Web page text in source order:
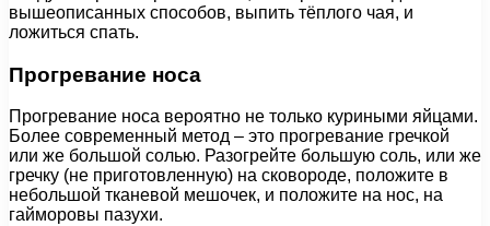
вышеописанных способов, выпить тёплого чая, и
ложиться спать.
Прогревание носа
Прогревание носа вероятно не только куриными яйцами.
Более современный метод – это прогревание гречкой
или же большой солью. Разогрейте большую соль, или же
гречку (не приготовленную) на сковороде, положите в
небольшой тканевой мешочек, и положите на нос, на
гайморовы пазухи.